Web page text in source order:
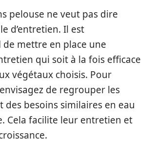
pelouse ne veut pas dire
d’entretien. Il est
mettre en place une
qui soit à la fois efficace
végétaux choisis. Pour
de regrouper les
des besoins similaires en eau
Cela facilite leur entretien et